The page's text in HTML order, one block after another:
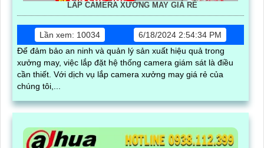
LẮP CAMERA XƯỞNG MAY GIÁ RẺ
Lần xem: 10034
6/18/2024 2:54:34 PM
Để đảm bảo an ninh và quản lý sản xuất hiệu quả trong
xưởng may, việc lắp đặt hệ thống camera giám sát là điều
cần thiết. Với dịch vụ lắp camera xưởng may giá rẻ của
chúng tôi,...